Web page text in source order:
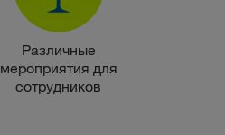
Различные
мероприятия для
сотрудников